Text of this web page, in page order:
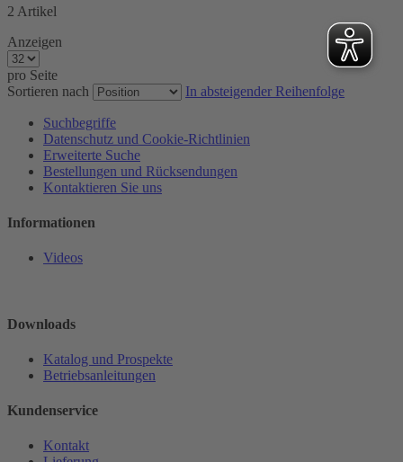
2 Artikel
Anzeigen
pro Seite
Sortieren nach
In absteigender Reihenfolge
Suchbegriffe
Datenschutz und Cookie-Richtlinien
Erweiterte Suche
Bestellungen und Rücksendungen
Kontaktieren Sie uns
Informationen
Videos
Downloads
Katalog und Prospekte
Betriebsanleitungen
Kundenservice
Kontakt